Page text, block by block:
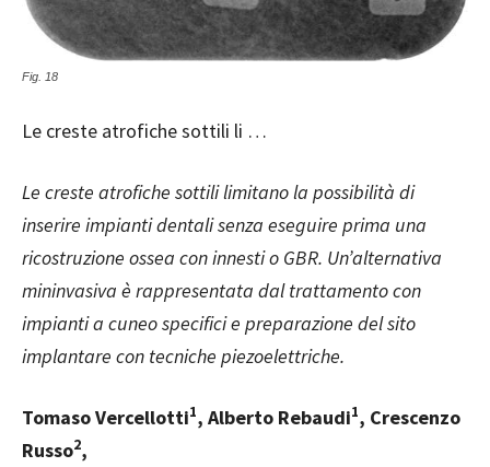
Fig. 18
Le creste atrofiche sottili li …
Le creste atrofiche sottili limitano la possibilità di
inserire impianti dentali senza eseguire prima una
ricostruzione ossea con innesti o GBR. Un’alternativa
mininvasiva è rappresentata dal trattamento con
impianti a cuneo specifici e preparazione del sito
implantare con tecniche piezoelettriche.
Tomaso Vercellotti1, Alberto Rebaudi1, Crescenzo
Russo2,